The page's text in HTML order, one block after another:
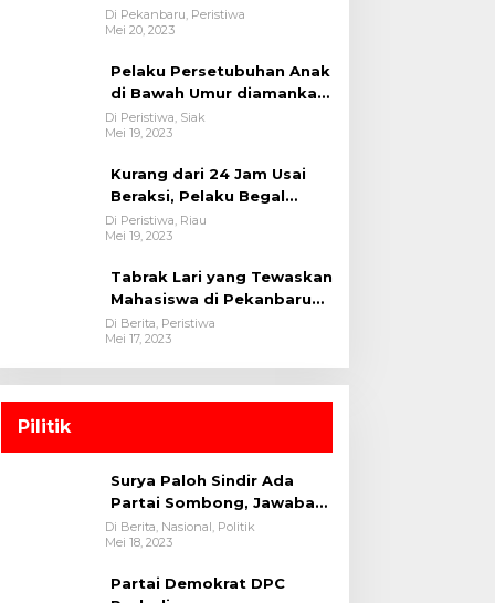
Diamankan Polsek Bukit
Raya
Di Pekanbaru, Peristiwa
Mei 20, 2023
Pelaku Persetubuhan Anak
di Bawah Umur diamankan
oleh tim Opsnal Polsek
Tualang-Polres Siak-Polda
Di Peristiwa, Siak
Mei 19, 2023
Kurang dari 24 Jam Usai
Beraksi, Pelaku Begal
Berhasil Di Bekuk
Satreskrim Polres
Di Peristiwa, Riau
Mei 19, 2023
Tabrak Lari yang Tewaskan
Mahasiswa di Pekanbaru
Ditangkap Polisi
Di Berita, Peristiwa
Mei 17, 2023
Pilitik
Surya Paloh Sindir Ada
Partai Sombong, Jawaban
Megawati
Di Berita, Nasional, Politik
Mei 18, 2023
Partai Demokrat DPC